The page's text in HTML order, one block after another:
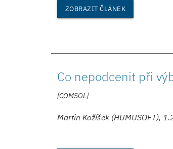
ZOBRAZIT ČLÁNEK
Co nepodcenit při
[COMSOL]
Martin Kožíšek (HUMUSOFT),